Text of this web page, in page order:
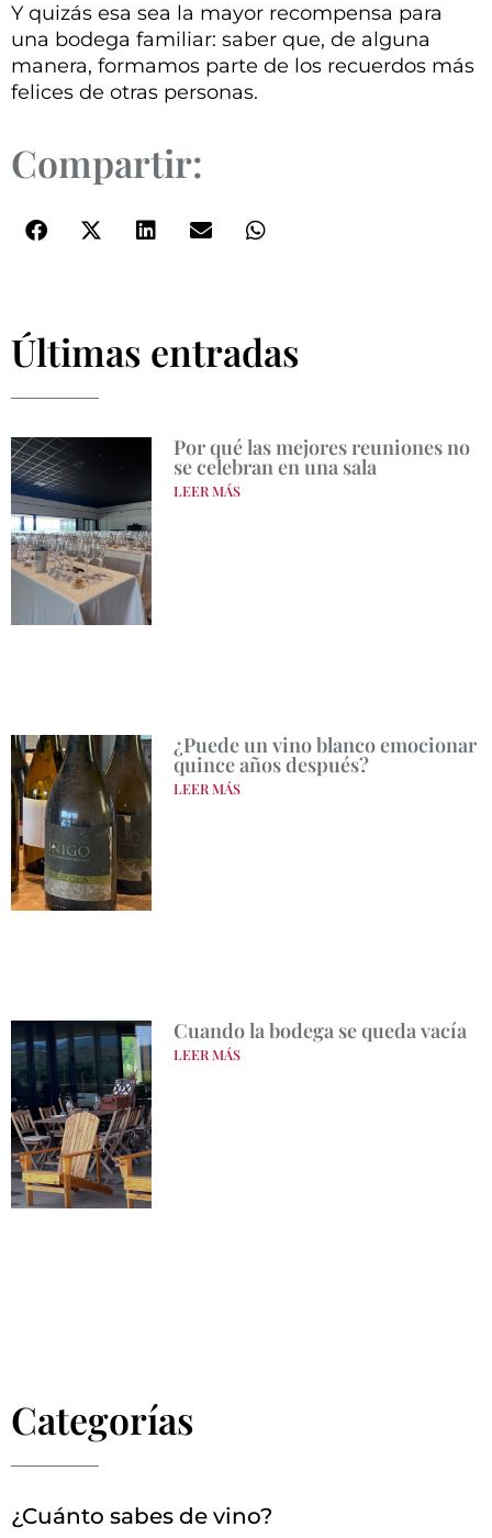
Y quizás esa sea la mayor recompensa para
una bodega familiar: saber que, de alguna
manera, formamos parte de los recuerdos más
felices de otras personas.
Compartir:
Últimas entradas
Por qué las mejores reuniones no
se celebran en una sala
LEER MÁS
¿Puede un vino blanco emocionar
quince años después?
LEER MÁS
Cuando la bodega se queda vacía
LEER MÁS
Categorías
¿Cuánto sabes de vino?